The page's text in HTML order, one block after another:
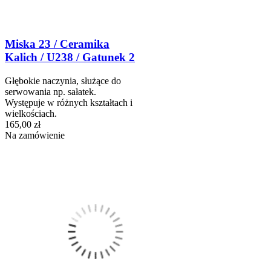
Miska 23 / Ceramika
Kalich / U238 / Gatunek 2
Głębokie naczynia, służące do
serwowania np. sałatek.
Występuje w różnych kształtach i
wielkościach.
165,00 zł
Na zamówienie